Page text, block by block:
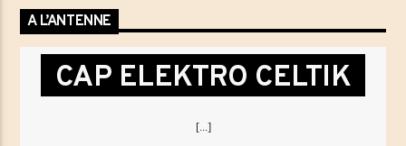
A L’ANTENNE
CAP ELEKTRO CELTIK
[...]